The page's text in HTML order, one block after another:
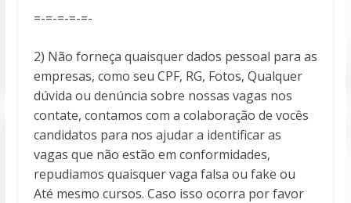
=-=-=-=-=-
2) Não forneça quaisquer dados pessoal para as
empresas, como seu CPF, RG, Fotos, Qualquer
dúvida ou denúncia sobre nossas vagas nos
contate, contamos com a colaboração de vocês
candidatos para nos ajudar a identificar as
vagas que não estão em conformidades,
repudiamos quaisquer vaga falsa ou fake ou
Até mesmo cursos. Caso isso ocorra por favor